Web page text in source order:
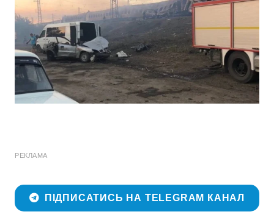
РЕКЛАМА
ПІДПИСАТИСЬ НА TELEGRAM КАНАЛ